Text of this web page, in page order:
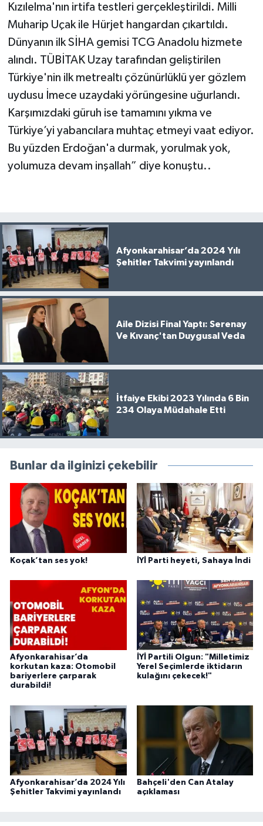
Kızılelma'nın irtifa testleri gerçekleştirildi. Milli
Muharip Uçak ile Hürjet hangardan çıkartıldı.
Dünyanın ilk SİHA gemisi TCG Anadolu hizmete
alındı. TÜBİTAK Uzay tarafından geliştirilen
Türkiye'nin ilk metrealtı çözünürlüklü yer gözlem
uydusu İmece uzaydaki yörüngesine uğurlandı.
Karşımızdaki güruh ise tamamını yıkma ve
Türkiye’yi yabancılara muhtaç etmeyi vaat ediyor.
Bu yüzden Erdoğan'a durmak, yorulmak yok,
yolumuza devam inşallah” diye konuştu..
Afyonkarahisar’da 2024 Yılı
Şehitler Takvimi yayınlandı
Aile Dizisi Final Yaptı: Serenay
Ve Kıvanç'tan Duygusal Veda
İtfaiye Ekibi 2023 Yılında 6 Bin
234 Olaya Müdahale Etti
Bunlar da ilginizi çekebilir
Koçak’tan ses yok! İYİ Parti heyeti, Sahaya İndi
Afyonkarahisar’da
korkutan kaza: Otomobil
bariyerlere çarparak
durabildi!
İYİ Partili Olgun: "Milletimiz
Yerel Seçimlerde iktidarın
kulağını çekecek!"
Afyonkarahisar’da 2024 Yılı
Şehitler Takvimi yayınlandı
Bahçeli'den Can Atalay
açıklaması